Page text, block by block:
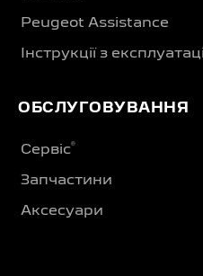
Peugeot Assistance
Інструкції з
ОБСЛУГОВУВАННЯ
Сервіс®
Запчастини
Аксесуари